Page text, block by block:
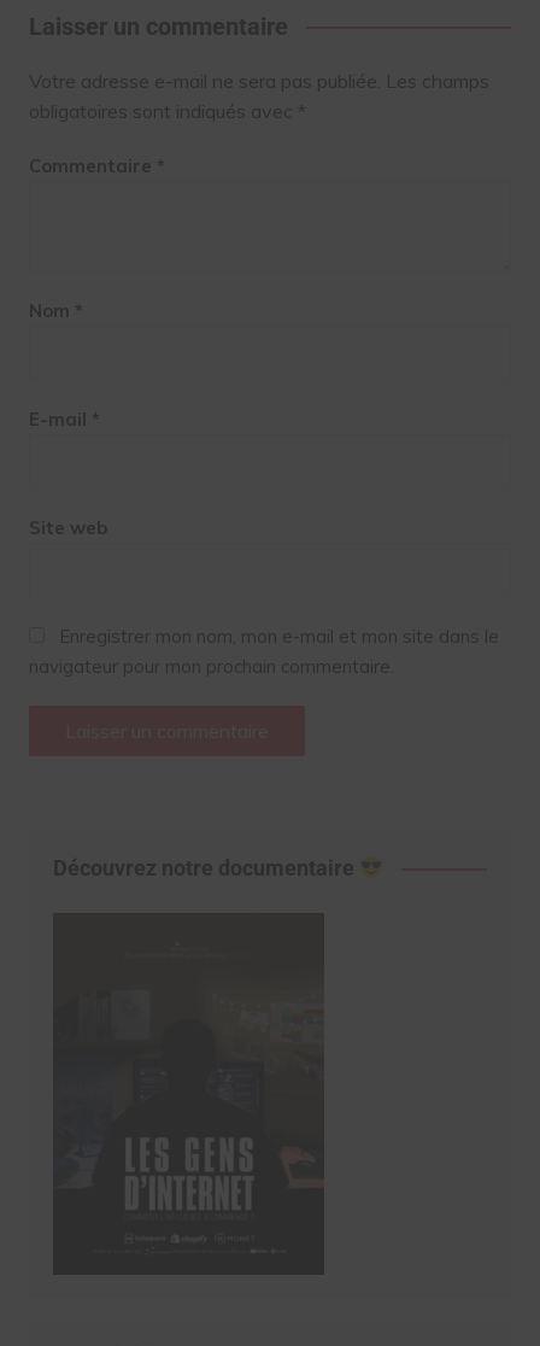
Laisser un commentaire
Votre adresse e-mail ne sera pas publiée. Les champs
obligatoires sont indiqués avec *
Commentaire *
Nom *
E-mail *
Site web
Enregistrer mon nom, mon e-mail et mon site dans le
navigateur pour mon prochain commentaire.
Découvrez notre documentaire